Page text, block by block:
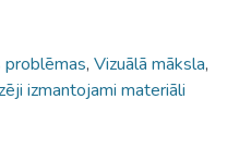
problēmas, Vizuālā māksla,
izmantojami materiāli